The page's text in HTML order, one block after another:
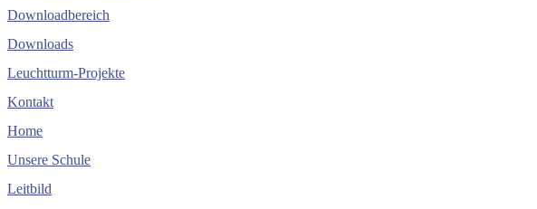
Downloadbereich
Downloads
Leuchtturm-Projekte
Kontakt
Home
Unsere Schule
Leitbild